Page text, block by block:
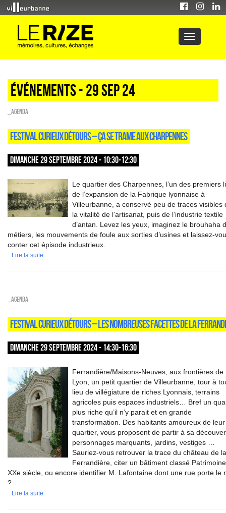
Événements - 29 Sep 24
_Agenda
FESTIVAL CURIEUX DÉTOURS – ÇA SE TRAME AUX CHARPENNES
DIMANCHE 29 SEPTEMBRE 2024 - 10:30-12:30
Le quartier des Charpennes, l’un des premiers
de l’expansion de la Fabrique lyonnaise à
Villeurbanne, a conservé peu de traces visibles
la vitalité de l’artisanat, puis de l’industrie textile
d’antan. Levez les yeux, imaginez le brouhaha
métiers, les mouvements de foule aux sorties d’usines et laissez-
conter cet épisode industrieux.
Lire la suite
_Agenda
FESTIVAL CURIEUX DÉTOURS – LES NOMBREUSES FACETTES DE LA
DIMANCHE 29 SEPTEMBRE 2024 - 14:30-16:30
Ferrandière/Maisons-Neuves, aux frontières de
Lyon, un petit quartier de Villeurbanne, tour à
lieu de villégiature de riches Lyonnais, terrains
agricoles puis espaces industriels… Bref un
plus riche qu’il n’y parait et en grande
transformation. Des habitants amoureux de leur
quartier, vous proposent de partir à sa
personnages marquants, jardins, vestiges …
Sauriez-vous retrouver la trace du château de la
Ferrandière, citer un bâtiment classé
XXe siècle, ou encore identifier M. Lafontaine dont une rue porte le
?
Lire la suite